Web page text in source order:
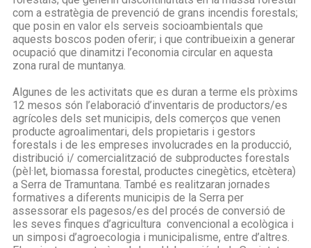
com a estratègia de prevenció de grans incendis forestals;
que posin en valor els serveis socioambientals que
aquests boscos poden oferir; i que contribueixin a generar
ocupació que dinamitzi l’economia circular en aquesta
zona rural de muntanya.
Algunes de les activitats que es duran a terme els pròxims
12 mesos són l’elaboració d’inventaris de productors/es
agrícoles dels set municipis, dels comerços que venen
producte agroalimentari, dels propietaris i gestors
forestals i de les empreses involucrades en la producció,
distribució i/ comercialització de subproductes forestals
(pèl·let, biomassa forestal, productes cinegètics, etcètera)
a Serra de Tramuntana. També es realitzaran jornades
formatives a diferents municipis de la Serra per
assessorar els pagesos/es del procés de conversió de
les seves finques d’agricultura convencional a ecològica i
un simposi d’agroecologia i municipalisme, entre d’altres.